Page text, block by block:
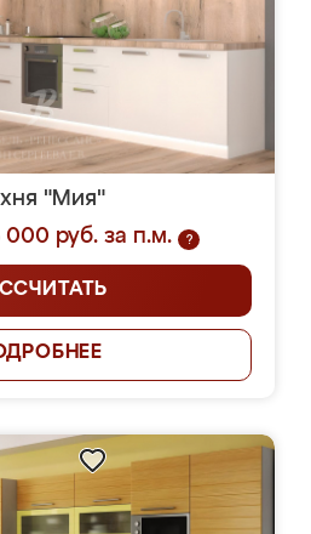
"Мия"
000 руб. за п.м.
?